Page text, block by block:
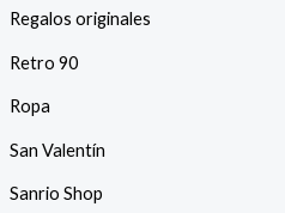
Regalos originales
Retro 90
Ropa
San Valentín
Sanrio Shop